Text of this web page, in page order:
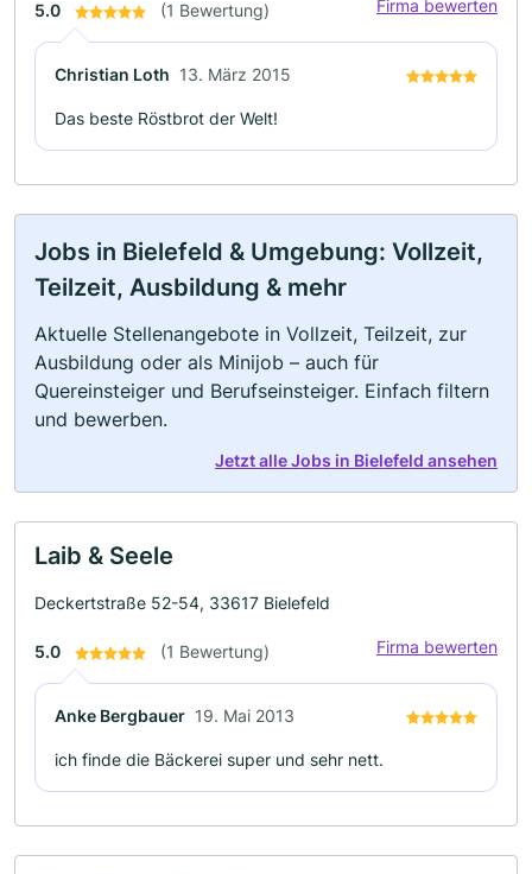
5.0 (1 Bewertung) Firma bewerten
Christian Loth 13. März 2015
Das beste Röstbrot der Welt!
Jobs in Bielefeld & Umgebung: Vollzeit,
Teilzeit, Ausbildung & mehr
Aktuelle Stellenangebote in Vollzeit, Teilzeit, zur
Ausbildung oder als Minijob – auch für
Quereinsteiger und Berufseinsteiger. Einfach filtern
und bewerben.
Jetzt alle Jobs in Bielefeld ansehen
Laib & Seele
Deckertstraße 52-54, 33617 Bielefeld
5.0 (1 Bewertung) Firma bewerten
Anke Bergbauer 19. Mai 2013
ich finde die Bäckerei super und sehr nett.